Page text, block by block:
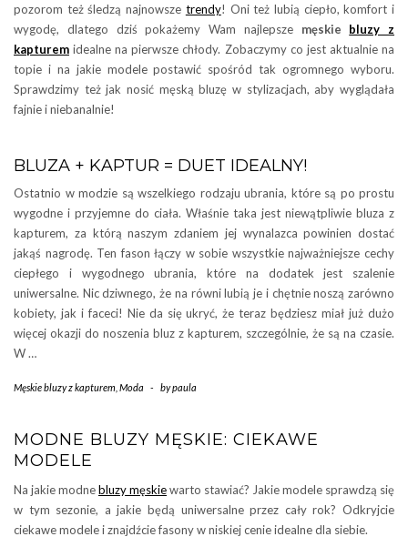
pozorom też śledzą najnowsze trendy! Oni też lubią ciepło, komfort i
wygodę, dlatego dziś pokażemy Wam najlepsze męskie bluzy z
kapturem idealne na pierwsze chłody. Zobaczymy co jest aktualnie na
topie i na jakie modele postawić spośród tak ogromnego wyboru.
Sprawdzimy też jak nosić męską bluzę w stylizacjach, aby wyglądała
fajnie i niebanalnie!
BLUZA + KAPTUR = DUET IDEALNY!
Ostatnio w modzie są wszelkiego rodzaju ubrania, które są po prostu
wygodne i przyjemne do ciała. Właśnie taka jest niewątpliwie bluza z
kapturem, za którą naszym zdaniem jej wynalazca powinien dostać
jakąś nagrodę. Ten fason łączy w sobie wszystkie najważniejsze cechy
ciepłego i wygodnego ubrania, które na dodatek jest szalenie
uniwersalne. Nic dziwnego, że na równi lubią je i chętnie noszą zarówno
kobiety, jak i faceci! Nie da się ukryć, że teraz będziesz miał już dużo
więcej okazji do noszenia bluz z kapturem, szczególnie, że są na czasie.
W …
Męskie bluzy z kapturem Moda - bypaula
MODNE BLUZY MĘSKIE: CIEKAWE
MODELE
Na jakie modnebluzy męskiewarto stawiać? Jakie modele sprawdzą się
w tym sezonie, a jakie będą uniwersalne przez cały rok? Odkryjcie
ciekawe modele i znajdźcie fasony w niskiej cenie idealne dla siebie.